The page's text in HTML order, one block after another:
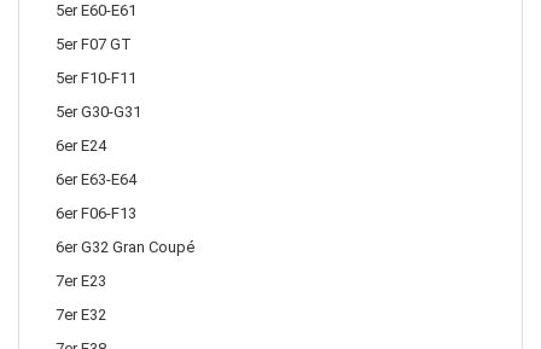
5er E60-E61
5er F07 GT
5er F10-F11
5er G30-G31
6er E24
6er E63-E64
6er F06-F13
6er G32 Gran Coupé
7er E23
7er E32